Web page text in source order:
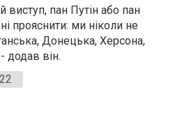
виступ, пан Путін або пан
прояснити: ми ніколи не
Донецька, Херсона,
додав він.